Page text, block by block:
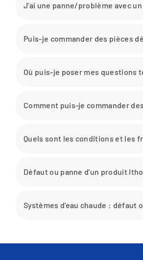
J'ai une panne/problème avec
Puis-je commander des pièces
Où puis-je poser mes questions
Comment puis-je commander
Quels sont les conditions et les
Défaut ou panne d'un produit
Systèmes d'eau chaude : défaut